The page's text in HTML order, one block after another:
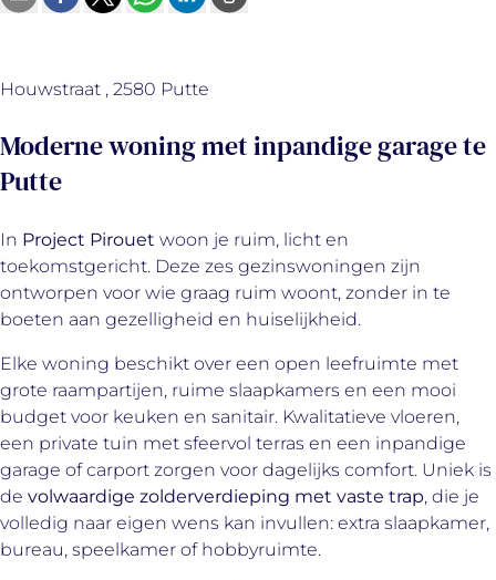
Houwstraat , 2580 Putte
Moderne woning met inpandige garage te
Putte
In Project Pirouet woon je ruim, licht en
toekomstgericht. Deze zes gezinswoningen zijn
ontworpen voor wie graag ruim woont, zonder in te
boeten aan gezelligheid en huiselijkheid.
Elke woning beschikt over een open leefruimte met
grote raampartijen, ruime slaapkamers en een mooi
budget voor keuken en sanitair. Kwalitatieve vloeren,
een private tuin met sfeervol terras en een inpandige
garage of carport zorgen voor dagelijks comfort. Uniek is
de volwaardige zolderverdieping met vaste trap, die je
volledig naar eigen wens kan invullen: extra slaapkamer,
bureau, speelkamer of hobbyruimte.